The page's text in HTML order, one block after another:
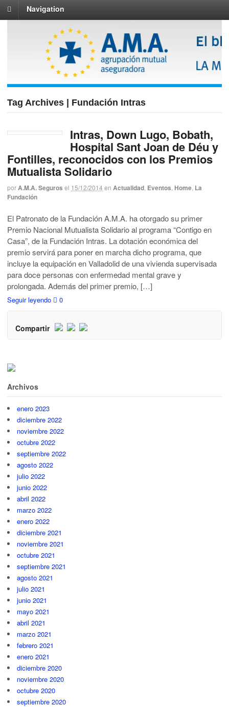
Navigation
Tag Archives | Fundación Intras
Intras, Down Lugo, Bobath,
Hospital Sant Joan de Déu y
Fontilles, reconocidos con los Premios
Mutualista Solidario
porA.M.A. Seguros el 15/12/2014 en Actualidad Eventos Home La
Fundación
El Patronato de la Fundación A.M.A. ha otorgado su primer
Premio Nacional Mutualista Solidario al programa “Contigo en
Casa”, de la Fundación Intras. La dotación económica del
premio servirá para poner en marcha dicho programa, que
incluye la equipación en Valladolid de una vivienda supervisada
para doce personas con enfermedad mental grave y
prolongada. Además del primer premio, […]
Seguir leyendo 0
Compartir
Archivos
enero 2023
diciembre 2022
noviembre 2022
octubre 2022
septiembre 2022
agosto 2022
julio 2022
junio 2022
abril 2022
marzo 2022
enero 2022
diciembre 2021
noviembre 2021
octubre 2021
septiembre 2021
agosto 2021
julio 2021
junio 2021
mayo 2021
abril 2021
marzo 2021
febrero 2021
enero 2021
diciembre 2020
noviembre 2020
octubre 2020
septiembre 2020